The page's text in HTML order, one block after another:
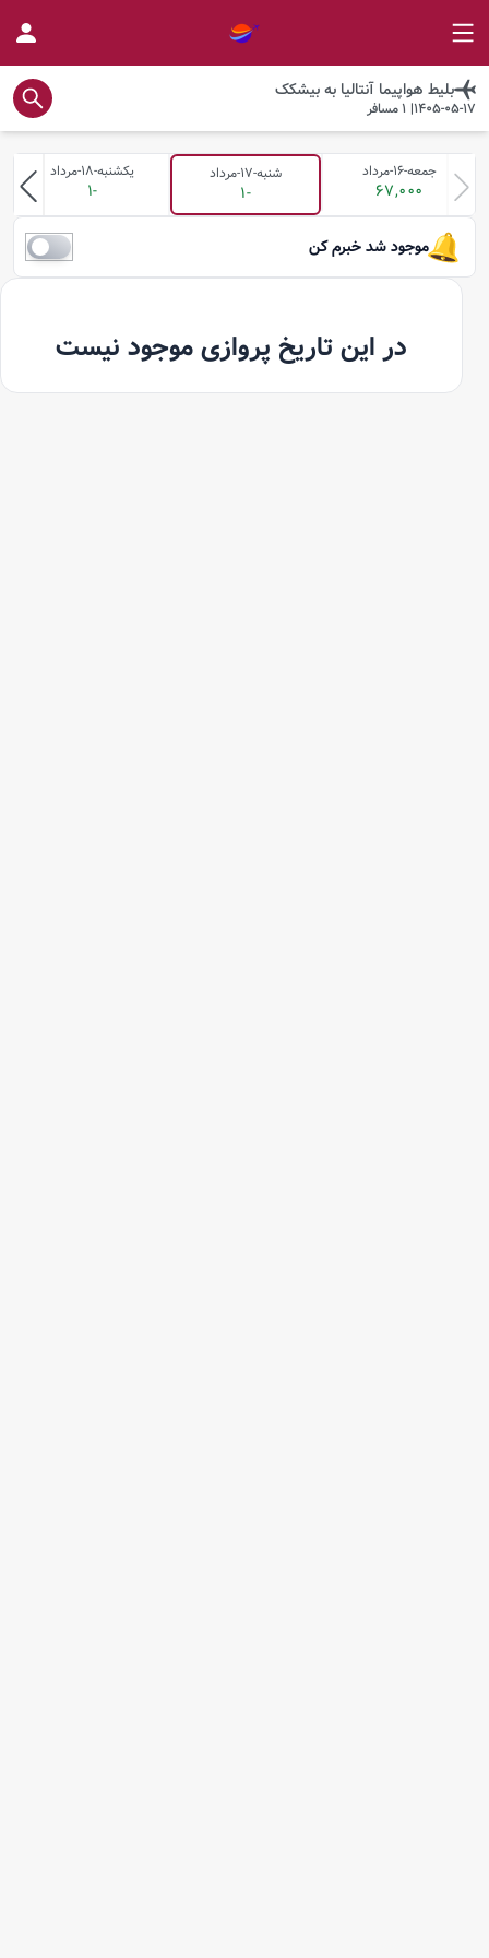
بلیط هواپیما آنتالیا بهبیشکک
1405-05-17
|
1مسافر
جمعه-16-مرداد
67,000
شنبه-17-مرداد
-1
یکشنبه-18-مرداد
-1
موجود شد خبرم کن
در این تاریخ پروازی موجود نیست